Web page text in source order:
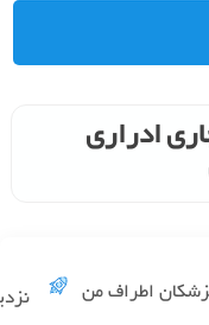
ادراری
اطراف من